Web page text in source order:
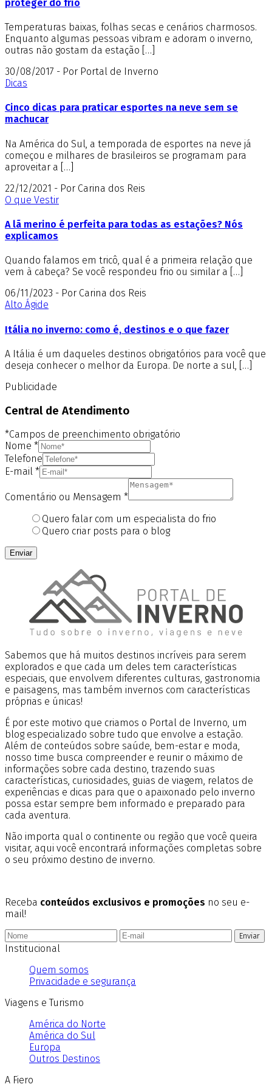
proteger do frio
Temperaturas baixas, folhas secas e cenários charmosos.
Enquanto algumas pessoas vibram e adoram o inverno,
outras não gostam da estação […]
30/08/2017 - Por Portal de Inverno
Dicas
Cinco dicas para praticar esportes na neve sem se
machucar
Na América do Sul, a temporada de esportes na neve já
começou e milhares de brasileiros se programam para
aproveitar a […]
22/12/2021 - Por Carina dos Reis
O que Vestir
A lã merino é perfeita para todas as estações? Nós
explicamos
Quando falamos em tricô, qual é a primeira relação que
vem à cabeça? Se você respondeu frio ou similar a […]
06/11/2023 - Por Carina dos Reis
Alto Ágide
Itália no inverno: como é, destinos e o que fazer
A Itália é um daqueles destinos obrigatórios para você que
deseja conhecer o melhor da Europa. De norte a sul, […]
Publicidade
Central de Atendimento
*Campos de preenchimento obrigatório
Nome *
Telefone
E-mail *
Comentário ou Mensagem *
Quero falar com um especialista do frio
Quero criar posts para o blog
Enviar
Sabemos que há muitos destinos incríveis para serem
explorados e que cada um deles tem características
especiais, que envolvem diferentes culturas, gastronomia
e paisagens, mas também invernos com características
próprias e únicas!
É por este motivo que criamos o Portal de Inverno, um
blog especializado sobre tudo que envolve a estação.
Além de conteúdos sobre saúde, bem-estar e moda,
nosso time busca compreender e reunir o máximo de
informações sobre cada destino, trazendo suas
características, curiosidades, guias de viagem, relatos de
experiências e dicas para que o apaixonado pelo inverno
possa estar sempre bem informado e preparado para
cada aventura.
Não importa qual o continente ou região que você queira
visitar, aqui você encontrará informações completas sobre
o seu próximo destino de inverno.
Receba conteúdos exclusivos e promoções no seu e-
mail!
Enviar
Institucional
Quem somos
Privacidade e segurança
Viagens e Turismo
América do Norte
América do Sul
Europa
Outros Destinos
A Fiero